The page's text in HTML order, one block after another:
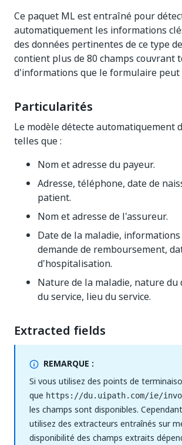
Ce paquet ML est entraîné pour
automatiquement les informations
des données pertinentes de ce type
contient plus de 80 champs couvrant
d'informations que le formulaire peut
Particularités
Le modèle détecte automatiquement
telles que :
Nom et adresse du payeur.
Adresse, téléphone, date de
patient.
Nom et adresse de l'assureur.
Date de la maladie,
demande de remboursement,
d'hospitalisation.
Nature de la maladie, nature du
du service, lieu du service.
Extracted fields
REMARQUE :
Si vous utilisez des points de
que https://du.uipath.com/ie/
les champs sont disponibles.
utilisez des extracteurs entraînés sur
disponibilité des champs extraits